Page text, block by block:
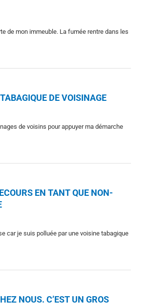
de mon immeuble. La fumée rentre dans les
DE VOISINAGE
de voisins pour appuyer ma démarche
EN TANT QUE NON-
car je suis polluée par une voisine tabagique
NOUS. C’EST UN GROS